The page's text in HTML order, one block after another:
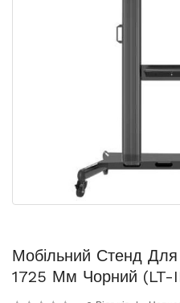
Мобільний Стенд
1725 Мм Чорний (LT-